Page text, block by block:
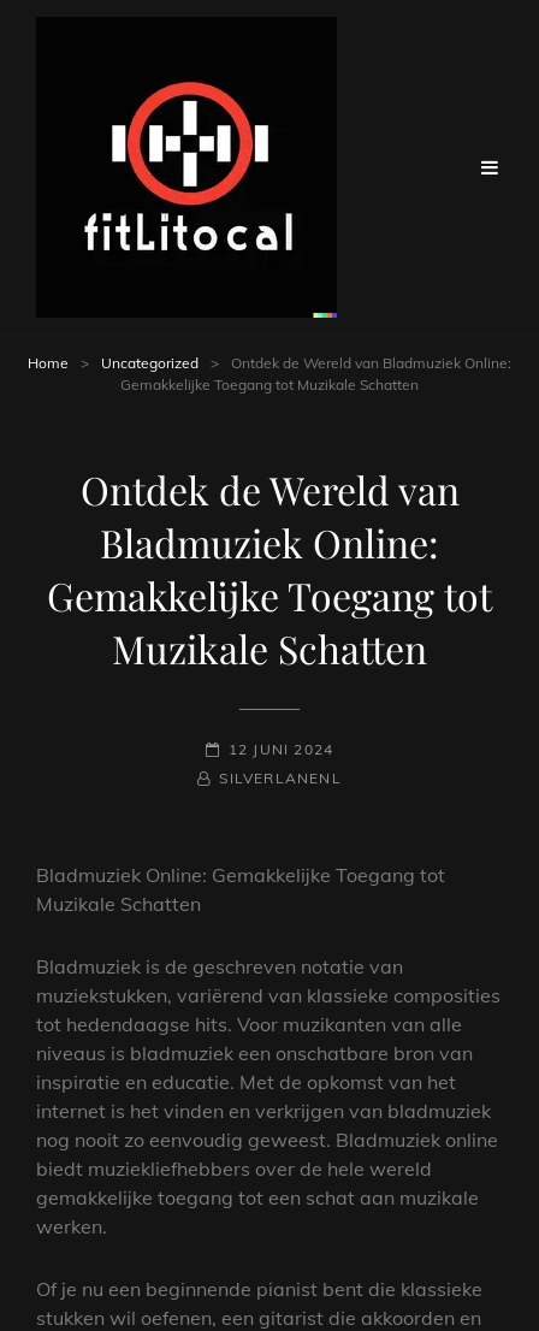
Home > Uncategorized >
Ontdek de Wereld van Bladmuziek Online:
Gemakkelijke Toegang tot Muzikale Schatten
Ontdek de Wereld van
Bladmuziek Online:
Gemakkelijke Toegang tot
Muzikale Schatten
GEPLAATST
OP
12 JUNI 2024
NAAMREGEL
BYLINE
SILVERLANENL
Bladmuziek Online: Gemakkelijke Toegang tot
Muzikale Schatten
Bladmuziek is de geschreven notatie van
muziekstukken, variërend van klassieke composities
tot hedendaagse hits. Voor muzikanten van alle
niveaus is bladmuziek een onschatbare bron van
inspiratie en educatie. Met de opkomst van het
internet is het vinden en verkrijgen van bladmuziek
nog nooit zo eenvoudig geweest. Bladmuziek online
biedt muziekliefhebbers over de hele wereld
gemakkelijke toegang tot een schat aan muzikale
werken.
Of je nu een beginnende pianist bent die klassieke
stukken wil oefenen, een gitarist die akkoorden en